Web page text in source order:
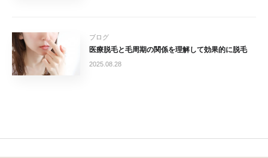
ブログ
医療脱毛と毛周期の関係を理解して効果的に脱毛
2025.08.28